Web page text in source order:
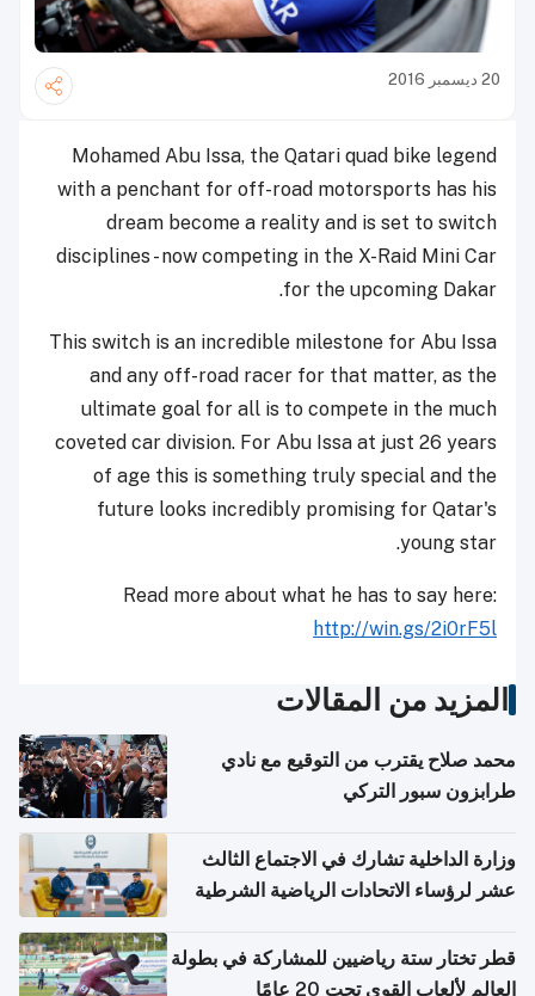
20 ديسمبر 2016
Mohamed Abu Issa, the Qatari quad bike legend
with a penchant for off-road motorsports has his
dream become a reality and is set to switch
disciplines - now competing in the X-Raid Mini Car
for the upcoming Dakar.
This switch is an incredible milestone for Abu Issa
and any off-road racer for that matter, as the
ultimate goal for all is to compete in the much
coveted car division. For Abu Issa at just 26 years
of age this is something truly special and the
future looks incredibly promising for Qatar's
young star.
Read more about what he has to say here:
http://win.gs/2i0rF5l
المزيد من المقالات
محمد صلاح يقترب من التوقيع مع نادي
طرابزون سبور التركي
وزارة الداخلية تشارك في الاجتماع الثالث
عشر لرؤساء الاتحادات الرياضية الشرطية
قطر تختار ستة رياضيين للمشاركة في بطولة
العالم لألعاب القوى تحت 20 عامًا